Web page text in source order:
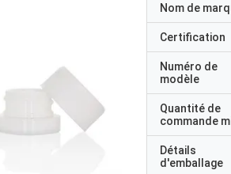
Nom de
Certification
Numéro de
modèle
Quantité de
commande
Détails
d'emballage